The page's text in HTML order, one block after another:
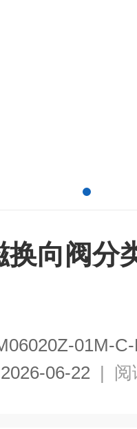
换向阀分
01M-
2026-06-22 | 阅